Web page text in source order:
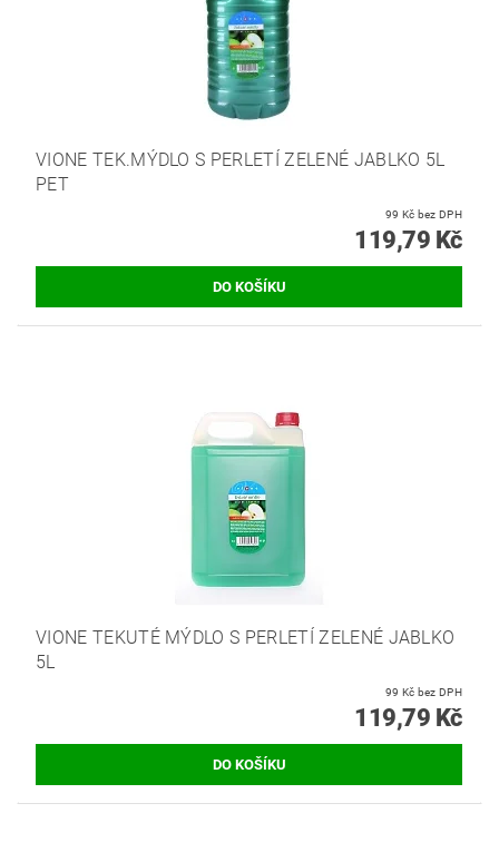
VIONE TEK.MÝDLO S PERLETÍ ZELENÉ JABLKO 5L
PET
99 Kč bez DPH
119,79 Kč
VIONE TEKUTÉ MÝDLO S PERLETÍ ZELENÉ JABLKO
5L
99 Kč bez DPH
119,79 Kč